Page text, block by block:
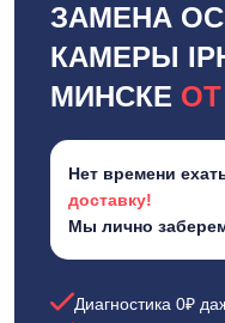
ЗАМЕНА
КАМЕРЫ
МИНСКЕ ОТ
Нет времени
доставку!
Мы лично
Диагностика 0₽